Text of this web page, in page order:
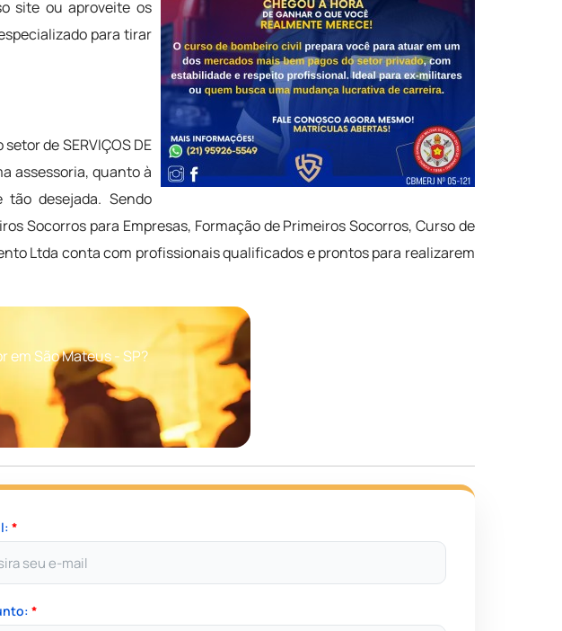
site ou aproveite os
para tirar
de SERVIÇOS DE
assessoria, quanto à
desejada. Sendo
Socorros para Empresas, Formação de Primeiros Socorros, Curso de
Ltda conta com profissionais qualificados e prontos para realizarem
em São Mateus - SP?
*
*